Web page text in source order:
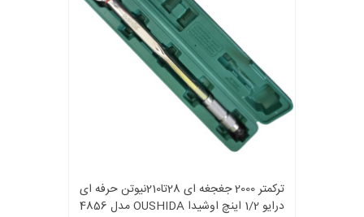
ترکمتر 2000 جغجغه ای 28تا210نیوتن حرفه ای
درایو 1/2 اینچ اوشیدا OUSHIDA مدل 4856